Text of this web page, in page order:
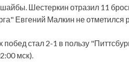
Шестеркин отразил 11
Евгений Малкин не отметился
побед стал 2-1 в пользу
мск).